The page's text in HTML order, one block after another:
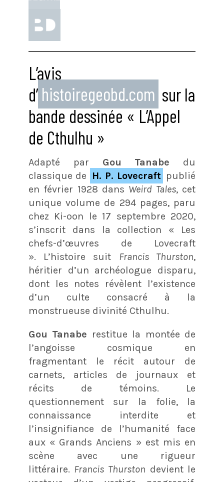
L’avis
d’ histoiregeobd.com sur la
bande dessinée « L’Appel
de Cthulhu »
Adapté par Gou Tanabe du
classique de
H. P. Lovecraft publié
en février 1928 dans Weird Tales, cet
unique volume de 294 pages, paru
chez Ki-oon le 17 septembre 2020,
s’inscrit dans la collection « Les
chefs-d’œuvres de Lovecraft
». L’histoire suit Francis Thurston,
héritier d’un archéologue disparu,
dont les notes révèlent l’existence
d’un culte consacré à la
monstrueuse divinité Cthulhu.
Gou Tanabe restitue la montée de
l’angoisse cosmique en
fragmentant le récit autour de
carnets, articles de journaux et
récits de témoins. Le
questionnement sur la folie, la
connaissance interdite et
l’insignifiance de l’humanité face
aux « Grands Anciens » est mis en
scène avec une rigueur
littéraire. Francis Thurston devient le